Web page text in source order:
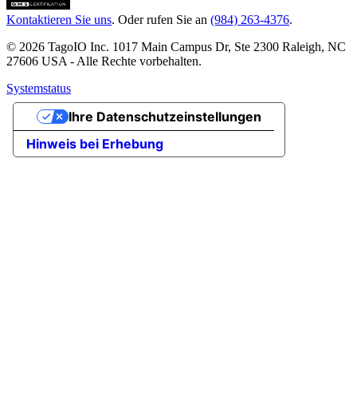
Kontaktieren Sie uns. Oder rufen Sie an (984) 263-4376.
© 2026 TagoIO Inc. 1017 Main Campus Dr, Ste 2300 Raleigh, NC
27606 USA - Alle Rechte vorbehalten.
Systemstatus
Hinweis bei Erhebung
Ihre Datenschutzeinstellungen